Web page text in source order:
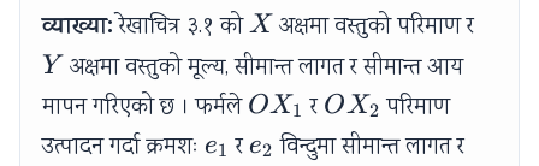
व्याख्या:रेखाचित्र ३.१ कोX
X अक्षमा वस्तुको परिमाण रY
Y अक्षमा वस्तुको मूल्य, सीमान्त लागत र सीमान्त आय
मापन गरिएको छ । फर्मलेOX_1
OX1 रOX_2
OX2 परिमाण
उत्पादन गर्दा क्रमशः e_1
e1 रe_2
e2 विन्दुमा सीमान्त लागत र